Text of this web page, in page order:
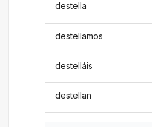
destella
destellamos
destelláis
destellan